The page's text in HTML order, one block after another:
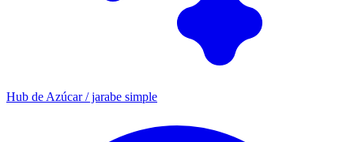
Hub de Azúcar / jarabe simple